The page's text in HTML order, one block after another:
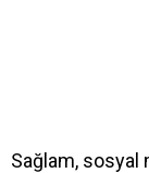
Sağlam, sosyal